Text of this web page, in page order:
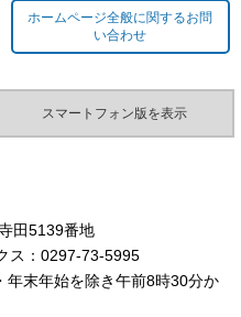
ホームページ全般に関するお問
い合わせ
スマートフォン版を表示
田5139番地
ス：0297-73-5995
年末年始を除き午前8時30分か